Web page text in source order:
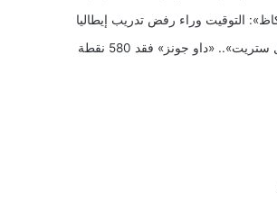
التوقيت وراء رفض تدريب إيطاليا
«داو جونز» فقد 580 نقطة